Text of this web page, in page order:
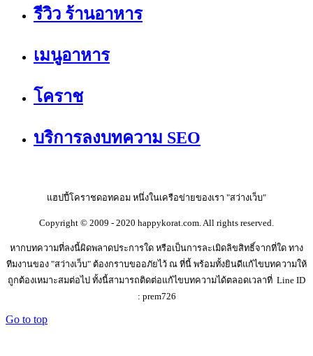
รีวิว ร้านอาหาร
เมนูอาหาร
โคราช
บริการลงบทความ SEO
แฮปปี้โคราชดอทคอม หนึ่งในเครือข่ายของเรา "สว่างเว็บ"
Copyright © 2009 - 2020 happykorat.com. All rights reserved.
หากบทความที่ลงนี้ผิดพลาดประการใด หรือเป็นการละเมิดลิขสิทธิ์จากที่ใด ทาง
ทีมงานของ "สว่างเว็บ" ต้องกราบขออภัยไว้ ณ ที่นี้ พร้อมทั้งยินดีแก้ไขบทความให้
ถูกต้องเหมาะสมต่อไป ทั้งนี้สามารถติดต่อแก้ไขบทความได้ตลอดเวลาที่ Line ID
: prem726
Go to top